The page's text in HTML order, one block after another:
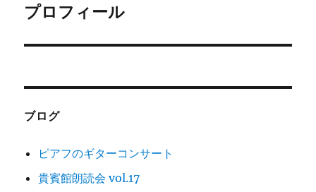
ゲ
ー
次
投
プロフィール
ブログ
ピアフのギターコンサート
貴賓館朗読会 vol.17